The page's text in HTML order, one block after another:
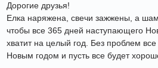
Дорогие друзья!
Елка наряжена, свечи зажжены, а
чтобы все 365 дней наступающего
хватит на целый год. Без проблем
Новым годом и пусть все будет